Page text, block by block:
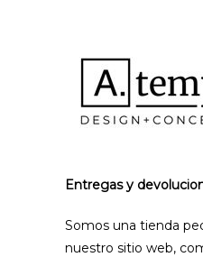
Entregas y
Somos una tienda
nuestro sitio web,